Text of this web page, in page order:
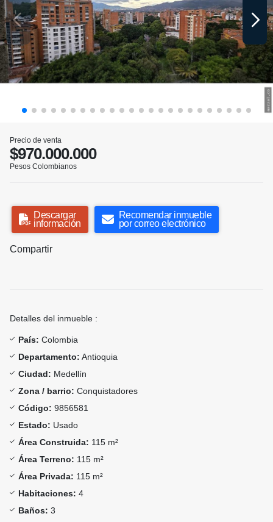
Precio de venta
$970.000.000
Pesos Colombianos
Descargar
información
Recomendar inmueble
por correo electrónico
Compartir
Detalles del inmueble :
País: Colombia
Departamento: Antioquia
Ciudad: Medellín
Zona / barrio: Conquistadores
Código: 9856581
Estado: Usado
Área Construida: 115 m²
Área Terreno: 115 m²
Área Privada: 115 m²
Habitaciones: 4
Baños: 3